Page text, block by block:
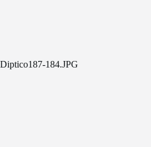
Diptico187-184.JPG